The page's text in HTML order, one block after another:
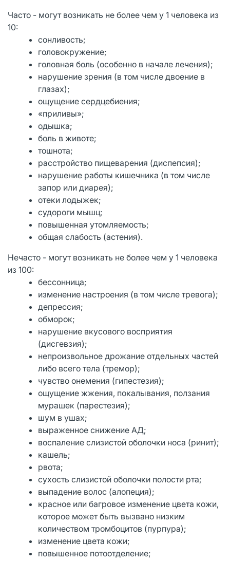
Часто - могут возникать не более чем у 1 человека из
10:
сонливость;
головокружение;
головная боль (особенно в начале лечения);
нарушение зрения (в том числе двоение в
глазах);
ощущение сердцебиения;
«приливы»;
одышка;
боль в животе;
тошнота;
расстройство пищеварения (диспепсия);
нарушение работы кишечника (в том числе
запор или диарея);
отеки лодыжек;
судороги мышц;
повышенная утомляемость;
общая слабость (астения).
Нечасто - могут возникать не более чем у 1 человека
из 100:
бессонница;
изменение настроения (в том числе тревога);
депрессия;
обморок;
нарушение вкусового восприятия
(дисгевзия);
непроизвольное дрожание отдельных частей
либо всего тела (тремор);
чувство онемения (гипестезия);
ощущение жжения, покалывания, ползания
мурашек (парестезия);
шум в ушах;
выраженное снижение АД;
воспаление слизистой оболочки носа (ринит);
кашель;
рвота;
сухость слизистой оболочки полости рта;
выпадение волос (алопеция);
красное или багровое изменение цвета кожи,
которое может быть вызвано низким
количеством тромбоцитов (пурпура);
изменение цвета кожи;
повышенное потоотделение;